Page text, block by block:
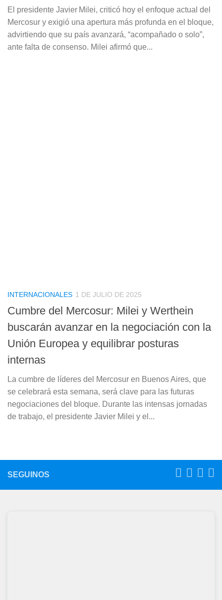
El presidente Javier Milei, criticó hoy el enfoque actual del
Mercosur y exigió una apertura más profunda en el bloque,
advirtiendo que su país avanzará, “acompañado o solo”,
ante falta de consenso. Milei afirmó que...
INTERNACIONALES 1 DE JULIO DE 2025
Cumbre del Mercosur: Milei y Werthein
buscarán avanzar en la negociación con la
Unión Europea y equilibrar posturas
internas
La cumbre de líderes del Mercosur en Buenos Aires, que
se celebrará esta semana, será clave para las futuras
negociaciones del bloque. Durante las intensas jornadas
de trabajo, el presidente Javier Milei y el...
SEGUINOS